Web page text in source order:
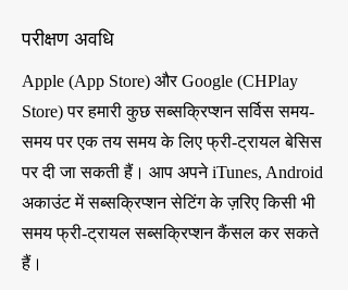
परीक्षण अवधि
Apple (App Store) और Google (CHPlay
Store) पर हमारी कुछ सब्सक्रिप्शन सर्विस समय-
समय पर एक तय समय के लिए फ्री-ट्रायल बेसिस
पर दी जा सकती हैं। आप अपने iTunes, Android
अकाउंट में सब्सक्रिप्शन सेटिंग के ज़रिए किसी भी
समय फ्री-ट्रायल सब्सक्रिप्शन कैंसल कर सकते
हैं।